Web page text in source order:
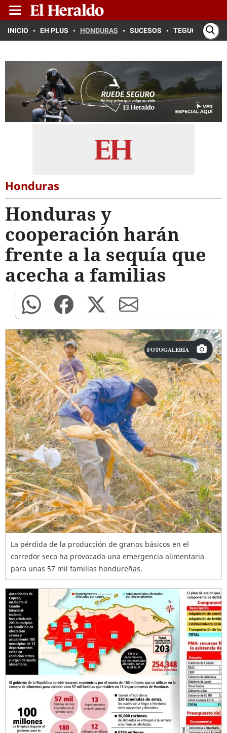
INICIO EH PLUS HONDURAS SUCESOS TEGUCIGALPA
Honduras
Honduras y
cooperación harán
frente a la sequía que
acecha a familias
FOTOGALERÍA
La pérdida de la producción de granos básicos en el
corredor seco ha provocado una emergencia alimentaria
para unas 57 mil familias hondureñas.